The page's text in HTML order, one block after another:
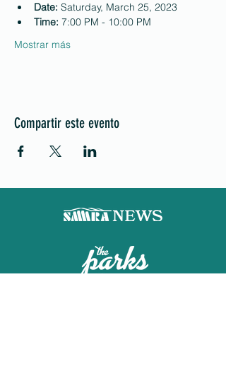
Date: Saturday, March 25, 2023
Time: 7:00 PM - 10:00 PM
Mostrar más
Compartir este evento